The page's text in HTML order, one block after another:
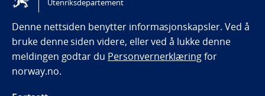
Tilgjengelighetserklæring / Accessibility statement
(NO)
Utenriksdepartement
Denne nettsiden benytter informasjonskapsler. Ved å
bruke denne siden videre, eller ved å lukke denne
meldingen godtar du Personvernerklæringfor
norway.no.